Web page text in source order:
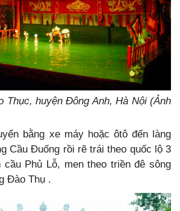
Thục, huyện Đông Anh, Hà Nội (Ảnh
bằng xe máy hoặc ôtô đến làng
Cầu Đuống rồi rẽ trái theo quốc lộ 3
cầu Phủ Lỗ, men theo triền đê sông
Đào Thụ .